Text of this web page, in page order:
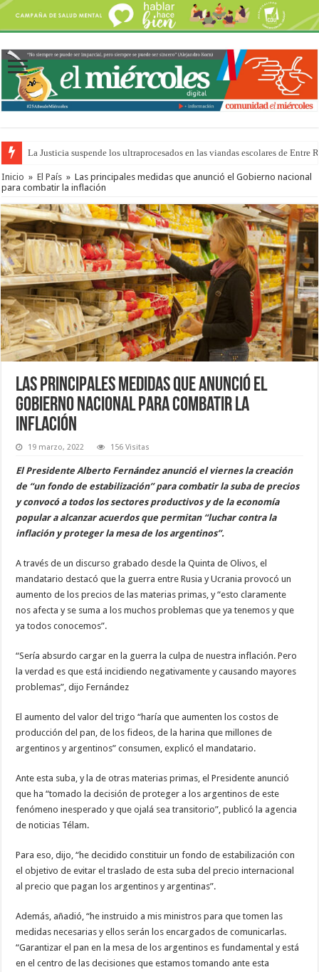
La Justicia suspende los ultraprocesados en las viandas escolares de Entre
Se presentará la obra “La Runfla de los Macanos”
Inicio » El País » Las principales medidas que anunció el Gobierno nacional
para combatir la inflación
Las principales medidas que anunció el
Gobierno nacional para combatir la
inflación
19 marzo, 2022 156 Visitas
El Presidente Alberto Fernández anunció el viernes la creación
de “un fondo de estabilización” para combatir la suba de precios
y convocó a todos los sectores productivos y de la economía
popular a alcanzar acuerdos que permitan “luchar contra la
inflación y proteger la mesa de los argentinos”.
A través de un discurso grabado desde la Quinta de Olivos, el
mandatario destacó que la guerra entre Rusia y Ucrania provocó un
aumento de los precios de las materias primas, y “esto claramente
nos afecta y se suma a los muchos problemas que ya tenemos y que
ya todos conocemos”.
“Sería absurdo cargar en la guerra la culpa de nuestra inflación. Pero
la verdad es que está incidiendo negativamente y causando mayores
problemas”, dijo Fernández
El aumento del valor del trigo “haría que aumenten los costos de
producción del pan, de los fideos, de la harina que millones de
argentinos y argentinos” consumen, explicó el mandatario.
Ante esta suba, y la de otras materias primas, el Presidente anunció
que ha “tomado la decisión de proteger a los argentinos de este
fenómeno inesperado y que ojalá sea transitorio”, publicó la agencia
de noticias Télam.
Para eso, dijo, “he decidido constituir un fondo de estabilización con
el objetivo de evitar el traslado de esta suba del precio internacional
al precio que pagan los argentinos y argentinas”.
Además, añadió, “he instruido a mis ministros para que tomen las
medidas necesarias y ellos serán los encargados de comunicarlas.
“Garantizar el pan en la mesa de los argentinos es fundamental y está
en el centro de las decisiones que estamos tomando ante esta